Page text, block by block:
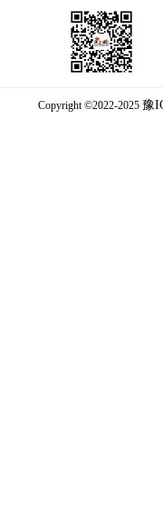
Copyright ©2022-2025 豫